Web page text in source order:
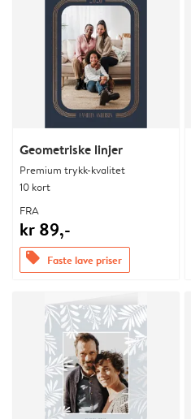
Geometriske linjer
Premium trykk-kvalitet
10 kort
FRA
kr 89,-
offers Faste lave priser